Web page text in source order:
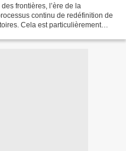
frontières, l’ère de la
continu de redéfinition de
Cela est particulièrement